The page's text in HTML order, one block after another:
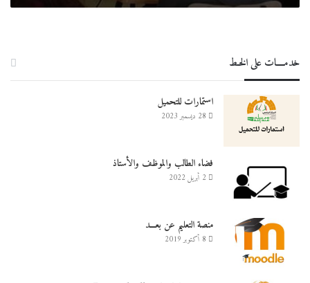
خدمــــات على الخـط
استمارات للتحميل
28 ديسمبر 2023
فضاء الطالب والموظف والأستاذ
2 أبريل 2022
منصة التعليم عن بعـــد
8 أكتوبر 2019